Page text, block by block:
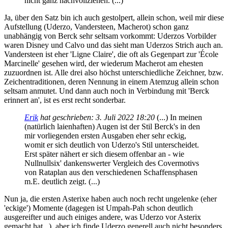
Ja, über den Satz bin ich auch gestolpert, allein schon, weil mir diese
Aufstellung (Uderzo, Vandersteen, Macherot) schon ganz
unabhängig von Berck sehr seltsam vorkommt: Uderzos Vorbilder
waren Disney und Calvo und das sieht man Uderzos Strich auch an.
Vandersteen ist eher 'Ligne Claire', die oft als Gegenpart zur 'École
Marcinelle' gesehen wird, der wiederum Macherot am ehesten
zuzuordnen ist. Alle drei also höchst unterschiedliche Zeichner, bzw.
Zeichentraditionen, deren Nennung in einem Atemzug allein schon
seltsam anmutet. Und dann auch noch in Verbindung mit 'Berck
erinnert an', ist es erst recht sonderbar.
Erikhat geschrieben: 3. Juli 2022 18:20 (...) In meinen
(natürlich laienhaften) Augen ist der Stil Berck's in den
mir vorliegenden ersten Ausgaben eher sehr eckig,
womit er sich deutlich von Uderzo's Stil unterscheidet.
Erst später nähert er sich diesem offenbar an - wie
Nullnullsix' dankenswerter Vergleich des Covermotivs
von Rataplan aus den verschiedenen Schaffensphasen
m.E. deutlich zeigt. (...)
Nun ja, die ersten Asterixe haben auch noch recht ungelenke (eher
'eckige') Momente (dagegen ist Umpah-Pah schon deutlich
ausgereifter und auch einiges andere, was Uderzo vor Asterix
gemacht hat...), aber ich finde Uderzo generell auch nicht besonders